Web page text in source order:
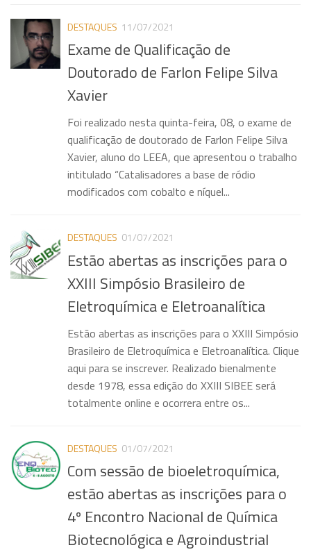
Células a combustível
Eletroquímica Ambiental
Galeria de Fotos
Contato
Links úteis
DESTAQUES 11/07/2021
Exame de Qualificação de
Doutorado de Farlon Felipe Silva
Xavier
Foi realizado nesta quinta-feira, 08, o exame de
qualificação de doutorado de Farlon Felipe Silva
Xavier, aluno do LEEA, que apresentou o trabalho
intitulado “Catalisadores a base de ródio
modificados com cobalto e níquel...
DESTAQUES 01/07/2021
Estão abertas as inscrições para o
XXIII Simpósio Brasileiro de
Eletroquímica e Eletroanalítica
Estão abertas as inscrições para o XXIII Simpósio
Brasileiro de Eletroquímica e Eletroanalítica. Clique
aqui para se inscrever. Realizado bienalmente
desde 1978, essa edição do XXIII SIBEE será
totalmente online e ocorrera entre os...
DESTAQUES 01/07/2021
Com sessão de bioeletroquímica,
estão abertas as inscrições para o
4º Encontro Nacional de Química
Biotecnológica e Agroindustrial